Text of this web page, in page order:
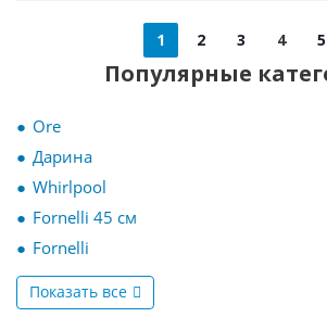
1 2 3 4 5
Популярные
Ore
Дарина
Whirlpool
Fornelli 45 см
Fornelli
Показать все